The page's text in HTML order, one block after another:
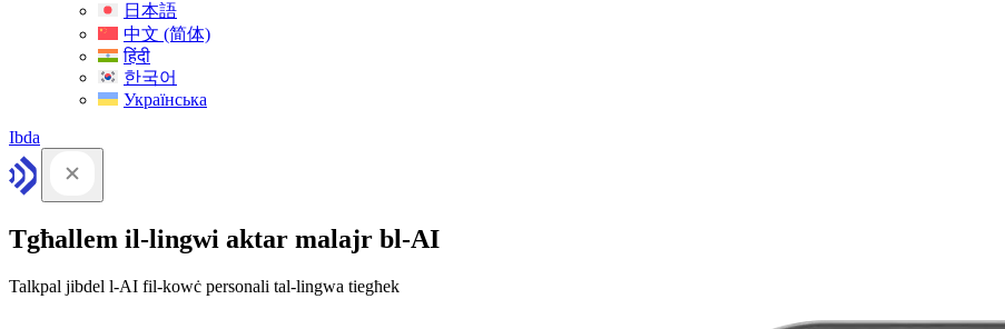
日本語
中文 (简体)
हिंदी
한국어
Українська
Ibda
Tgħallem il-lingwi aktar malajr bl-AI
Talkpal jibdel l-AI fil-kowċ personali tal-lingwa tiegħek